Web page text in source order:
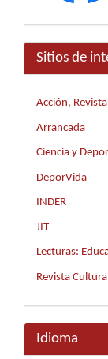
Sitios de
Acción,
Arrancada
Ciencia y
DeporVida
INDER
JIT
Lecturas:
Revista
Idioma